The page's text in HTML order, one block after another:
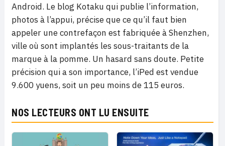
Android. Le blog Kotaku qui publie l’information,
photos à l’appui, précise que ce qu’il faut bien
appeler une contrefaçon est fabriquée à Shenzhen,
ville où sont implantés les sous-traitants de la
marque à la pomme. Un hasard sans doute. Petite
précision qui a son importance, l’iPed est vendue
9.600 yuens, soit un peu moins de 115 euros.
NOS LECTEURS ONT LU ENSUITE